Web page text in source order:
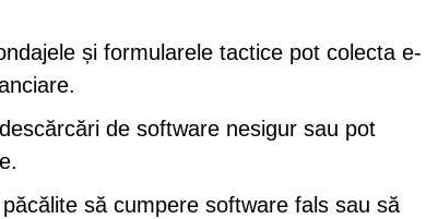
și formularele tactice pot colecta e-
de software nesigur sau pot
să cumpere software fals sau să